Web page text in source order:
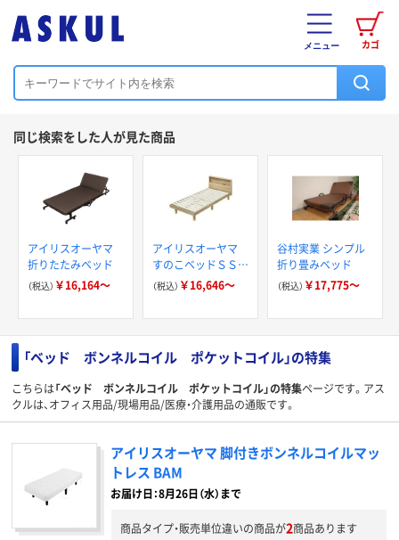
カゴ
メニュー
同じ検索をした人が見た商品
アイリスオーヤマ
折りたたみベッド
（税込） ￥16,164～
アイリスオーヤマ
すのこベッドＳＳ
HSB-SS
（税込） ￥16,646～
谷村実業 シンプル
折り畳みベッド
（税込） ￥17,775～
「ベッド ボンネルコイル ポケットコイル」の特集
こちらは「ベッド ボンネルコイル ポケットコイル」の特集ページです。アス
クルは、オフィス用品/現場用品/医療・介護用品の通販です。
アイリスオーヤマ 脚付きボンネルコイルマッ
トレス BAM
お届け日：8月26日（水）まで
商品タイプ・販売単位違いの商品が2商品あります